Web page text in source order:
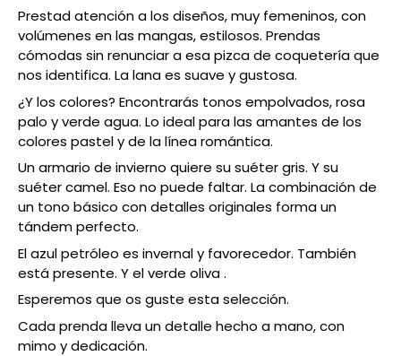
Prestad atención a los diseños, muy femeninos, con
volúmenes en las mangas, estilosos. Prendas
cómodas sin renunciar a esa pizca de coquetería que
nos identifica. La lana es suave y gustosa.
¿Y los colores? Encontrarás tonos empolvados, rosa
palo y verde agua. Lo ideal para las amantes de los
colores pastel y de la línea romántica.
Un armario de invierno quiere su suéter gris. Y su
suéter camel. Eso no puede faltar. La combinación de
un tono básico con detalles originales forma un
tándem perfecto.
El azul petróleo es invernal y favorecedor. También
está presente. Y el verde oliva .
Esperemos que os guste esta selección.
Cada prenda lleva un detalle hecho a mano, con
mimo y dedicación.